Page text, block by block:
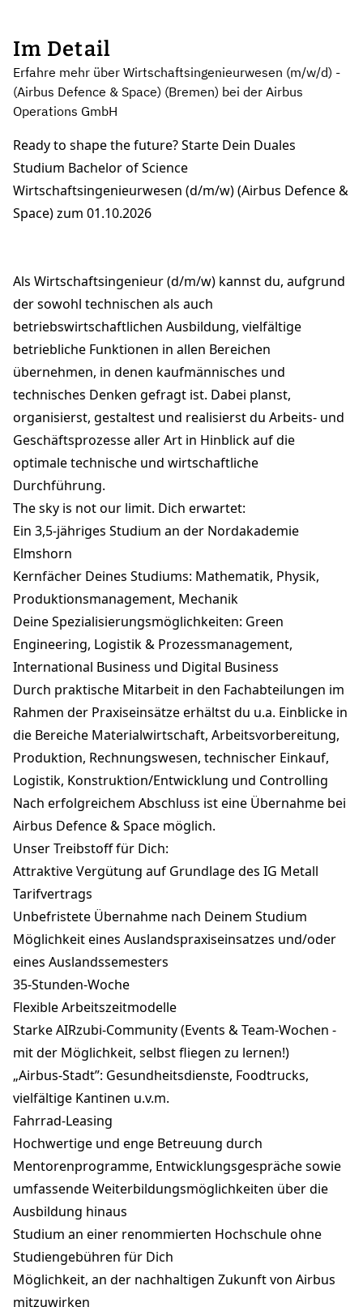
Im Detail
Erfahre mehr über Wirtschaftsingenieurwesen (m/w/d) -
(Airbus Defence & Space) (Bremen) bei der Airbus
Operations GmbH
Ready to shape the future? Starte Dein Duales
Studium Bachelor of Science
Wirtschaftsingenieurwesen (d/m/w) (Airbus Defence &
Space) zum 01.10.2026
Als Wirtschaftsingenieur (d/m/w) kannst du, aufgrund
der sowohl technischen als auch
betriebswirtschaftlichen Ausbildung, vielfältige
betriebliche Funktionen in allen Bereichen
übernehmen, in denen kaufmännisches und
technisches Denken gefragt ist. Dabei planst,
organisierst, gestaltest und realisierst du Arbeits- und
Geschäftsprozesse aller Art in Hinblick auf die
optimale technische und wirtschaftliche
Durchführung.
The sky is not our limit. Dich erwartet:
Ein 3,5-jähriges Studium an der Nordakademie
Elmshorn
Kernfächer Deines Studiums: Mathematik, Physik,
Produktionsmanagement, Mechanik
Deine Spezialisierungsmöglichkeiten: Green
Engineering, Logistik & Prozessmanagement,
International Business und Digital Business
Durch praktische Mitarbeit in den Fachabteilungen im
Rahmen der Praxiseinsätze erhältst du u.a. Einblicke in
die Bereiche Materialwirtschaft, Arbeitsvorbereitung,
Produktion, Rechnungswesen, technischer Einkauf,
Logistik, Konstruktion/Entwicklung und Controlling
Nach erfolgreichem Abschluss ist eine Übernahme bei
Airbus Defence & Space möglich.
Unser Treibstoff für Dich:
Attraktive Vergütung auf Grundlage des IG Metall
Tarifvertrags
Unbefristete Übernahme nach Deinem Studium
Möglichkeit eines Auslandspraxiseinsatzes und/oder
eines Auslandssemesters
35-Stunden-Woche
Flexible Arbeitszeitmodelle
Starke AIRzubi-Community (Events & Team-Wochen -
mit der Möglichkeit, selbst fliegen zu lernen!)
„Airbus-Stadt”: Gesundheitsdienste, Foodtrucks,
vielfältige Kantinen u.v.m.
Fahrrad-Leasing
Hochwertige und enge Betreuung durch
Mentorenprogramme, Entwicklungsgespräche sowie
umfassende Weiterbildungsmöglichkeiten über die
Ausbildung hinaus
Studium an einer renommierten Hochschule ohne
Studiengebühren für Dich
Möglichkeit, an der nachhaltigen Zukunft von Airbus
mitzuwirken